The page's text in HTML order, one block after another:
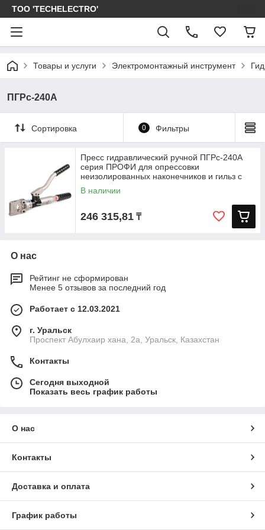
ТОО 'TECHELECTRO'
Товары и услуги Электромонтажный инструмент
ПГРс-240А
Сортировка 0 Фильтры
Пресс гидравлический ручной ПГРс-240А
серия ПРОФИ для опрессовки
неизолированных наконечников и гильз с
В наличии
246 315,81 ₸
О нас
Рейтинг не сформирован
Менее 5 отзывов за последний год
Работает с 12.03.2021
г. Уральск
Проспект Абулхаир хана, 2а, Уральск, Казахстан
Контакты
Сегодня выходной
Показать весь график работы
О нас
Контакты
Доставка и оплата
График работы